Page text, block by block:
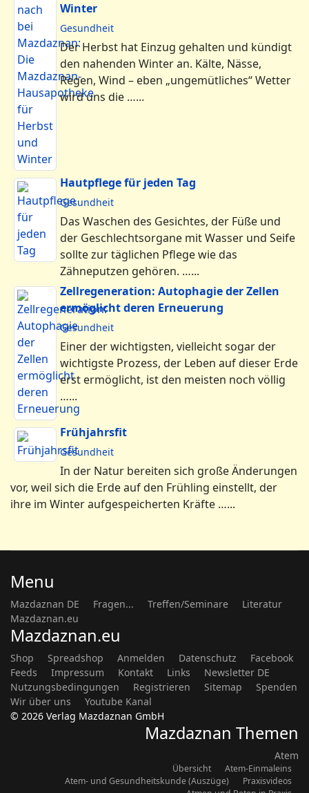
Winter
Gesundheit
Der Herbst hat Einzug gehalten und kündigt
den nahenden Winter an. Kälte, Nässe,
Regen, Wind – eben „ungemütliches“ Wetter
wird uns die …...
Hautpflege für jeden Tag
Gesundheit
Das Waschen des Gesichtes, der Füße und
der Geschlechtsorgane mit Wasser und Seife
sollte zur täglichen Pflege wie das
Zähneputzen gehören. …...
Zellregeneration: Autophagie der Zellen
ermöglicht deren Erneuerung
Gesundheit
Einer der wichtigsten, vielleicht sogar der
wichtigste Prozess, der Leben auf dieser Erde
erst ermöglicht, ist den meisten noch völlig
…...
Frühjahrsfit
Gesundheit
In der Natur bereiten sich große Änderungen
vor, weil sich die Erde auf den Frühling einstellt, der
ihre im Winter aufgespeicherten Kräfte …...
Menu
Mazdaznan DE Fragen... Treffen/Seminare
Literatur
Mazdaznan.eu
Mazdaznan.eu
Shop Spreadshop Anmelden Datenschutz
Facebook
Feeds
Impressum Kontakt Links
Newsletter DE
Nutzungsbedingungen
Registrieren Sitemap
Spenden
Wir über uns
Youtube Kanal
© 2026 Verlag Mazdaznan GmbH
Mazdaznan Themen
Atem
Übersicht
Atem-Einmaleins
Atem- und Gesundheitskunde (Auszüge)
Praxisvideos